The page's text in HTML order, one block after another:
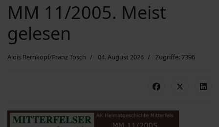
MM 11/2005. Meist
gelesen
Alois Bernkopf/Franz Tosch 04. August 2026 Zugriffe: 7396